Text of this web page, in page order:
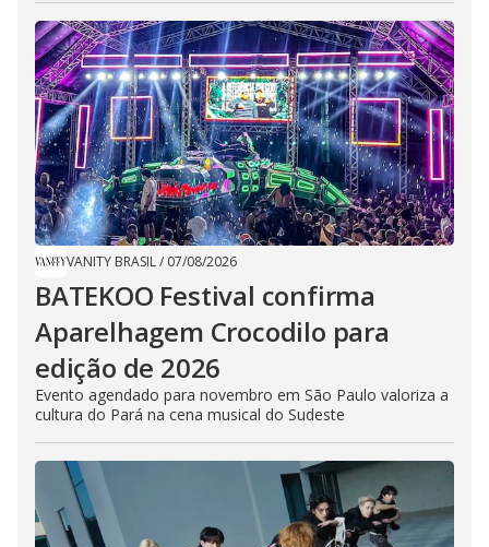
VANITY BRASIL/ 07/08/2026
BATEKOO Festival confirma
Aparelhagem Crocodilo para
edição de 2026
Evento agendado para novembro em São Paulo valoriza a
cultura do Pará na cena musical do Sudeste